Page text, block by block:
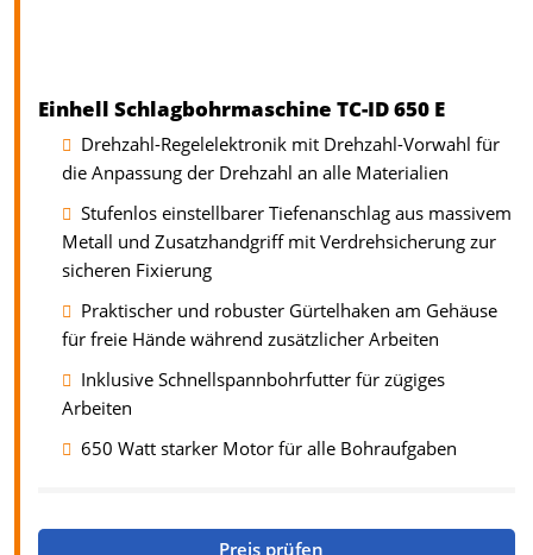
Einhell Schlagbohrmaschine TC-ID 650 E
Drehzahl-Regelelektronik mit Drehzahl-Vorwahl für
die Anpassung der Drehzahl an alle Materialien
Stufenlos einstellbarer Tiefenanschlag aus massivem
Metall und Zusatzhandgriff mit Verdrehsicherung zur
sicheren Fixierung
Praktischer und robuster Gürtelhaken am Gehäuse
für freie Hände während zusätzlicher Arbeiten
Inklusive Schnellspannbohrfutter für zügiges
Arbeiten
650 Watt starker Motor für alle Bohraufgaben
Preis prüfen